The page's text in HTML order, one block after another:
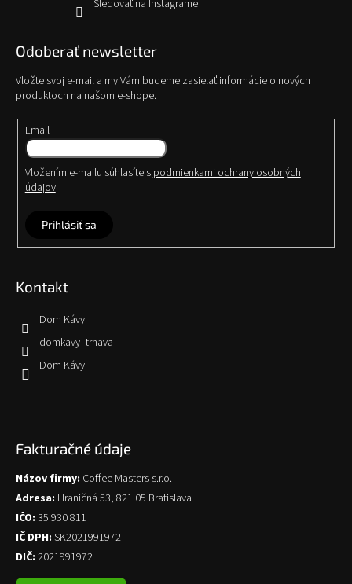
Sledovať na Instagrame
Odoberať newsletter
Vložte svoj e-mail a my Vám budeme zasielať informácie o nových
produktoch na našom e-shope.
Email
Vložením e-mailu súhlasíte s podmienkami ochrany osobných
údajov
Prihlásiť sa
Kontakt
Dom Kávy
domkavy_trnava
Dom Kávy
Fakturačné údaje
Názov firmy: Coffee Masters s.r.o.
Adresa: Hraničná 53, 821 05 Bratislava
IČO: 35 930 811
IČ DPH: SK2021991972
DIČ: 2021991972